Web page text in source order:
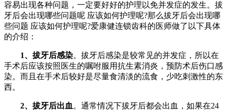
容易出现各种问题，一定要好好的护理以免并发症的发生。拔
牙后会出现哪些问题呢 应该如何护理呢?那么拔牙后会出现哪
些问题 应该如何护理呢?爱康健连锁齿科的医师做了以下具体
的介绍：
1、拔牙后感染。拔牙后感染是较常见的并发症，所以在
手术后应该按照医生的嘱咐服用抗生素消炎，预防术后伤口感
染。而且在手术后较好是尽量食清淡的流食，少吃刺激性的东
西。
2、拔牙后出血 。通常情况下拔牙后都会出血，如果在24